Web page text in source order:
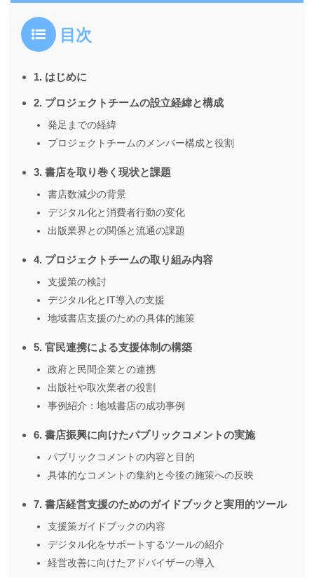
目次
1. はじめに
2. プロジェクトチームの設立経緯と構成
発足までの経緯
プロジェクトチームのメンバー構成と役割
3. 書店を取り巻く現状と課題
書店数減少の背景
デジタル化と消費者行動の変化
出版業界との関係と流通の課題
4. プロジェクトチームの取り組み内容
支援策の検討
デジタル化とIT導入の支援
地域書店支援のための具体的施策
5. 官民連携による支援体制の構築
政府と民間企業との連携
出版社や取次業者の役割
事例紹介：地域書店の成功事例
6. 書店振興に向けたパブリックコメントの実施
パブリックコメントの内容と目的
具体的なコメントの集約と今後の施策への反映
7. 書店経営支援のためのガイドブックと実用的ツール
支援策ガイドブックの内容
デジタル化をサポートするツールの紹介
経営改善に向けたアドバイザーの導入